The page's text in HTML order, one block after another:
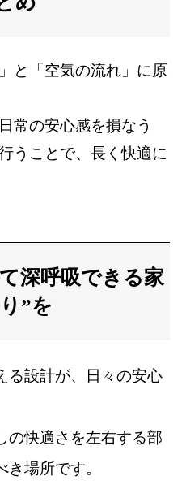
と「空気の流れ」に原
常の安心感を損なう
うことで、長く快適に
深呼吸できる家
”を
る設計が、日々の安心
の快適さを左右する部
場所です。